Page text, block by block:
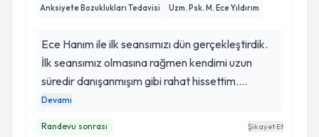
Anksiyete Bozuklukları Tedavisi Uzm. Psk. M. Ece Yıldırım
Ece Hanım ile ilk seansımızı dün gerçekleştirdik.
İlk seansımız olmasına rağmen kendimi uzun
süredir danışanmışım gibi rahat hissettim.
Görüşmenin ilk anından itibaren güleryüzlüydü.
Devamı
Randevu sonrası Şikayet Et